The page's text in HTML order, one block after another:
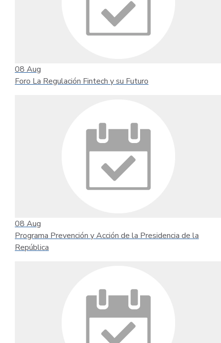
08 Aug
Foro La Regulación Fintech y su Futuro
08 Aug
Programa Prevención y Acción de la Presidencia de la
República